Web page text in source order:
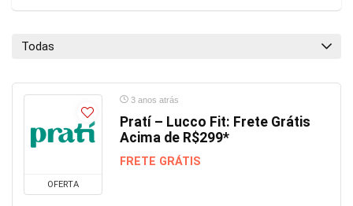
Todas
OFERTA
3 anos atrás
Pratí – Lucco Fit: Frete Grátis
Acima de R$299*
FRETE GRÁTIS